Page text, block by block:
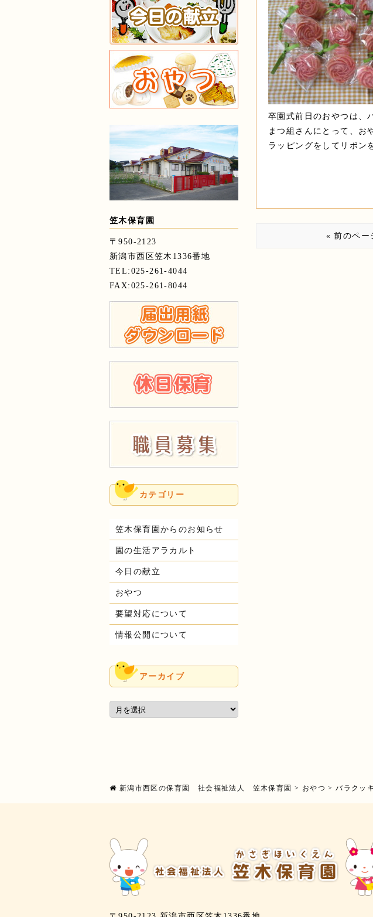
卒園式前日のおやつは
まつ組さんにとって、お
ラッピングをしてリボン
« 前のペー
笠木保育園
〒950-2123
新潟市西区笠木1336番地
TEL:025-261-4044
FAX:025-261-8044
カテゴリー
笠木保育園からのお知らせ
園の生活アラカルト
今日の献立
おやつ
要望対応について
情報公開について
アーカイブ
新潟市西区の保育園 社会福祉法人 笠木保育園 > おやつ >バラクッ